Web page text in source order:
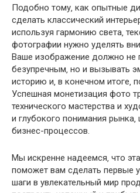
Подобно тому‚ как опытные
сделать классический
используя гармонию света‚
фотографии нужно уделять
Ваше изображение должно не
безупречным‚ но и вызывать
историю и‚ в конечном итоге‚
Успешная монетизация фото
технического мастерства и
и глубокого понимания
бизнес-процессов.
Мы искренне надеемся‚ что
поможет вам сделать первые
шаги в увлекательный мир